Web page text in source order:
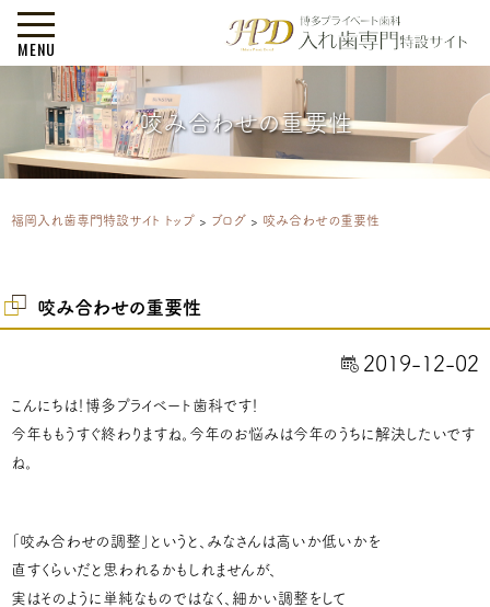
MENU
咬み合わせの重要性
福岡入れ歯専門特設サイト トップ > ブログ > 咬み合わせの重要性
咬み合わせの重要性
2019-12-02
こんにちは！博多プライベート歯科です！
今年ももうすぐ終わりますね。今年のお悩みは今年のうちに解決したいです
ね。
「咬み合わせの調整」というと、みなさんは高いか低いかを
直すくらいだと思われるかもしれませんが、
実はそのように単純なものではなく、細かい調整をして